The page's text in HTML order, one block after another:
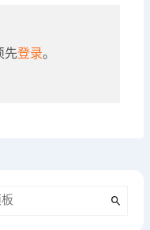
先登录。